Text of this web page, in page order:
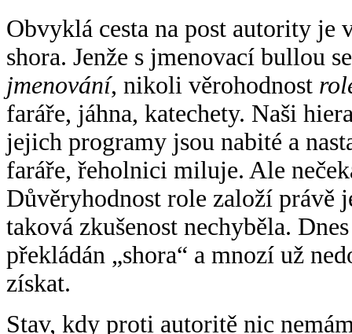
Obvyklá cesta na post autority
shora. Jenže s jmenovací bullou
jmenování, nikoli věrohodnost
faráře, jáhna, katechety. Naši
jejich programy jsou nabité a
faráře, řeholnici miluje. Ale
Důvěryhodnost role založí právě
taková zkušenost nechyběla.
překládán „shora“ a mnozí už
získat.
Stav, kdy proti autoritě nic